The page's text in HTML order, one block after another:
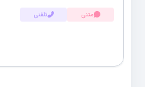
متنی تلفنی